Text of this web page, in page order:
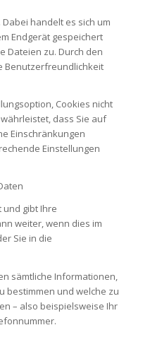
handelt es sich um
Endgerät gespeichert
Dateien zu. Durch den
Benutzerfreundlichkeit
Cookies nicht
dass Sie auf
Einschränkungen
Einstellungen
gibt Ihre
weiter, wenn dies im
Sie in die
sämtliche Informationen,
bestimmen und welche zu
– also beispielsweise Ihr